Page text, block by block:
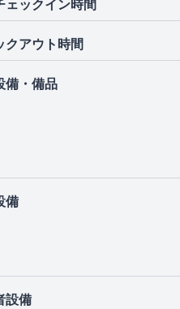
ェックイン時間
クアウト時間
備・備品
備
設備